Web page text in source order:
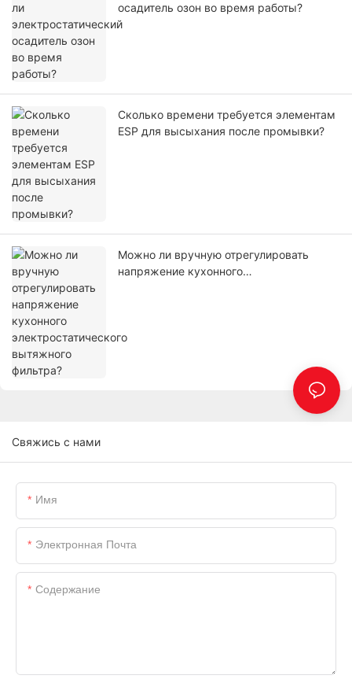
осадитель озон во время работы?
Сколько времени требуется элементам
ESP для высыхания после промывки?
Можно ли вручную отрегулировать
напряжение кухонного
Свяжись с нами
Имя
Электронная Почта
Содержание